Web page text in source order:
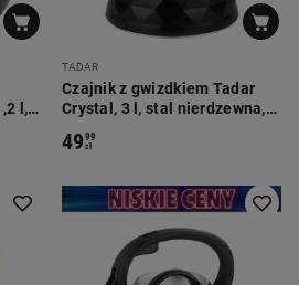
l,
TADAR
Czajnik z gwizdkiem Tadar
Crystal, 3 l, stal nierdzewna,
4999
zł